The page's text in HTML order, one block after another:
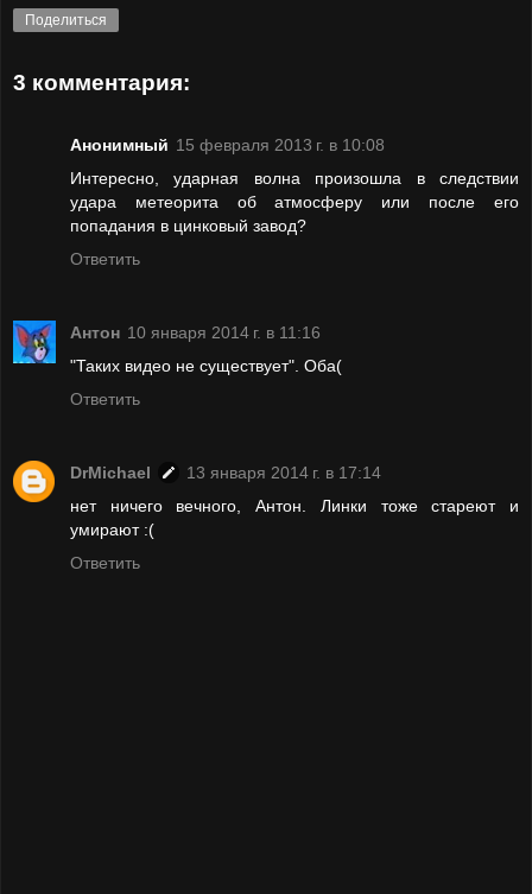
Поделиться
3 комментария:
Анонимный 15 февраля 2013 г. в 10:08
Интересно, ударная волна произошла в следствии
удара метеорита об атмосферу или после его
попадания в цинковый завод?
Ответить
Антон 10 января 2014 г. в 11:16
"Таких видео не существует". Оба(
Ответить
DrMichael
13 января 2014 г. в 17:14
нет ничего вечного, Антон. Линки тоже стареют и
умирают :(
Ответить